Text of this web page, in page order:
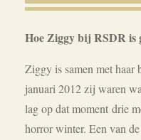
Hoe Ziggy bij RSDR is
Ziggy is samen met haar
januari 2012 zij waren
lag op dat moment drie
horror winter. Een van